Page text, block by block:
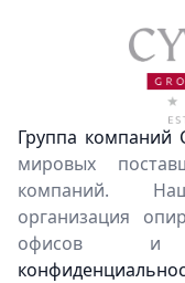
Группа компаний
мировых
компаний.
организация
офисов и